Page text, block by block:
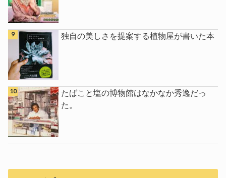
独自の美しさを提案する植物屋が書いた本
たばこと塩の博物館はなかなか秀逸だっ
た。